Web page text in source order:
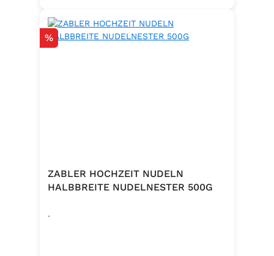
Rabatt
%
ZABLER HOCHZEIT NUDELN
HALBBREITE NUDELNESTER 500G
.